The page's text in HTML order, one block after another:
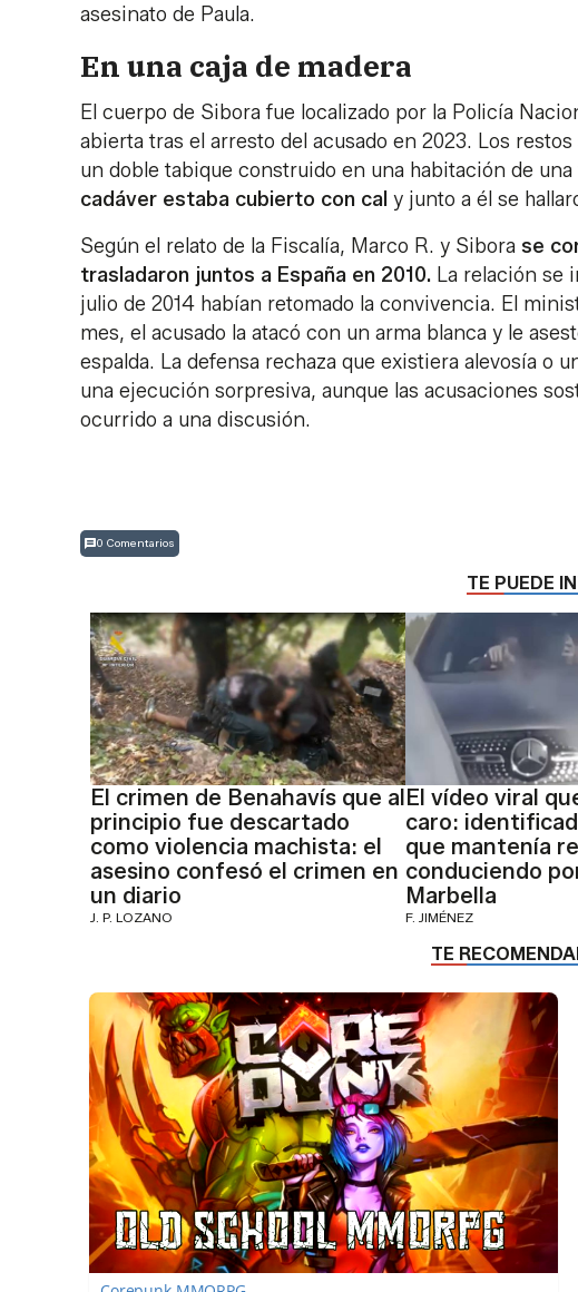
asesinato de Paula.
En una caja de madera
El cuerpo de Sibora fue localizado por la Policía
abierta tras el arresto del acusado en 2023. Los
un doble tabique construido en una habitación de
cadáver estaba cubierto con cal y junto a él se
Según el relato de la Fiscalía, Marco R. y Sibora se
trasladaron juntos a España en 2010. La relación se
julio de 2014 habían retomado la convivencia. El
mes, el acusado la atacó con un arma blanca y le
espalda. La defensa rechaza que existiera alevosía o
una ejecución sorpresiva, aunque las acusaciones
ocurrido a una discusión.
0 Comentarios
TE PUEDE
El crimen de Benahavís que al
principio fue descartado
como violencia machista: el
asesino confesó el crimen en
un diario
J. P. LOZANO
El vídeo viral
caro:
que mantenía
conduciendo
Marbella
F. JIMÉNEZ